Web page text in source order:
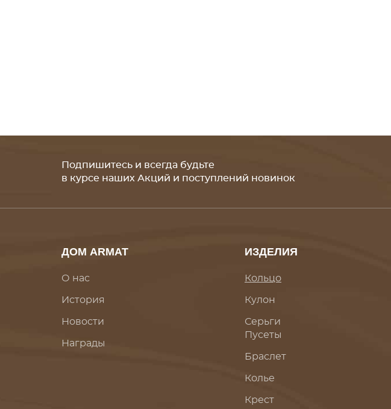
Подпишитесь и всегда будьте
в курсе наших Акций и поступлений новинок
ДОМ ARMAT
О нас
История
Новости
Награды
ИЗДЕЛИЯ
Кольцо
Кулон
Серьги
Пусеты
Браслет
Колье
Крест